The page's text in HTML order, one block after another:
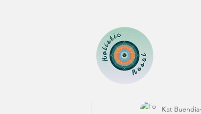
Kat Buendia